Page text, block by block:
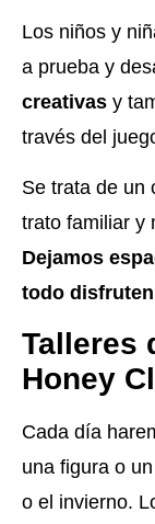
Los niños y
a prueba y
creativas y
través del
Se trata de un
trato familiar y
Dejamos
todo
Talleres
Honey
Cada día
una figura o
o el invierno.